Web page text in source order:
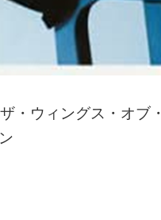
・ウィングス・オブ